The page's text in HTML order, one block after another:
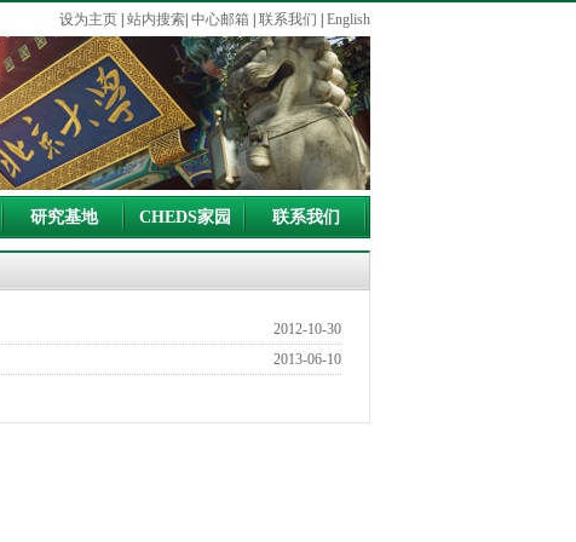
设为主页 站内搜索 中心邮箱 联系我们 English
研究基地 CHEDS家园 联系我们
2012-10-30
2013-06-10